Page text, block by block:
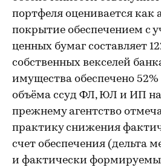
портфеля оценивается как
покрытие обеспечением с
ценных бумаг составляет
собственных векселей
имущества обеспечено 52%
объёма ссуд ФЛ, ЮЛ и ИП на
прежнему агентство
практику снижения
счет обеспечения (дельта
и фактически